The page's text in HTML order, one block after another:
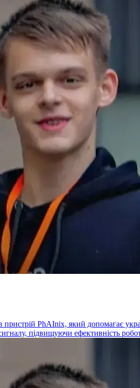
PhAInix, який допомагає
підвищуючи ефективність